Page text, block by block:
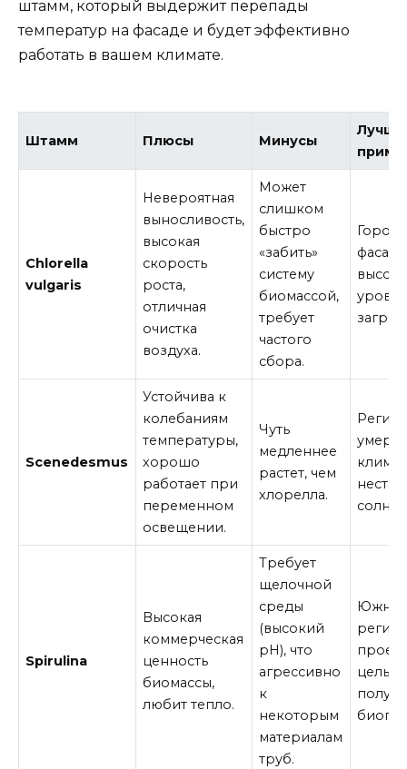
штамм, который выдержит перепады
температур на фасаде и будет эффективно
работать в вашем климате.
Штамм Плюсы Минусы
Chlorella
vulgaris
Невероятная
выносливость,
высокая
скорость
роста,
отличная
очистка
воздуха.
Может
слишком
быстро
«забить»
систему
биомассой,
требует
частого
сбора.
Scenedesmus
Устойчива к
колебаниям
температуры,
хорошо
работает при
переменном
освещении.
Чуть
медленнее
растет, чем
хлорелла.
Spirulina
Высокая
коммерческая
ценность
биомассы,
любит тепло.
Требует
щелочной
среды
(высокий
pH), что
агрессивно
к
некоторым
материалам
труб.
целью